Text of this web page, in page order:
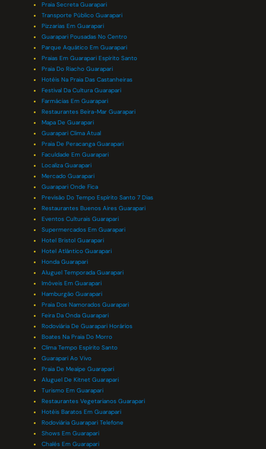
Praia Secreta Guarapari
Transporte Público Guarapari
Pizzarias Em Guarapari
Guarapari Pousadas No Centro
Parque Aquático Em Guarapari
Praias Em Guarapari Espírito Santo
Praia Do Riacho Guarapari
Hotéis Na Praia Das Castanheiras
Festival Da Cultura Guarapari
Farmácias Em Guarapari
Restaurantes Beira-Mar Guarapari
Mapa De Guarapari
Guarapari Clima Atual
Praia De Peracanga Guarapari
Faculdade Em Guarapari
Localiza Guarapari
Mercado Guarapari
Guarapari Onde Fica
Previsão Do Tempo Espírito Santo 7 Dias
Restaurantes Buenos Aires Guarapari
Eventos Culturais Guarapari
Supermercados Em Guarapari
Hotel Bristol Guarapari
Hotel Atlântico Guarapari
Honda Guarapari
Aluguel Temporada Guarapari
Imóveis Em Guarapari
Hamburgão Guarapari
Praia Dos Namorados Guarapari
Feira Da Onda Guarapari
Rodoviária De Guarapari Horários
Boates Na Praia Do Morro
Clima Tempo Espírito Santo
Guarapari Ao Vivo
Praia De Meaípe Guarapari
Aluguel De Kitnet Guarapari
Turismo Em Guarapari
Restaurantes Vegetarianos Guarapari
Hotéis Baratos Em Guarapari
Rodoviária Guarapari Telefone
Shows Em Guarapari
Chalés Em Guarapari